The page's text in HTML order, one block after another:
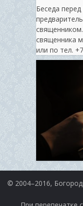
Беседа
священника
или по тел.
© 2004–2016,